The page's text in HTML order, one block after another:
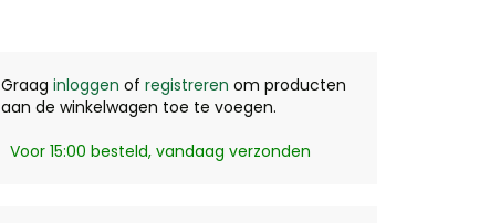
Graag inloggen of registreren om producten
aan de winkelwagen toe te voegen.
Voor 15:00 besteld, vandaag verzonden